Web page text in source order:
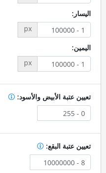
اليسار:
px
اليمين:
px
تعيين عتبة الأبيض والأسود:
تعيين عتبة البقع: